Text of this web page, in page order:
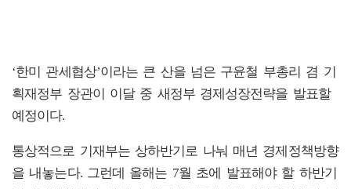
‘한미 관세협상’이라는 큰 산을 넘은 구윤철 부총리 겸 기
획재정부 장관이 이달 중 새정부 경제성장전략을 발표할
예정이다.
통상적으로 기재부는 상하반기로 나눠 매년 경제정책방향
을 내놓는다. 그런데 올해는 7월 초에 발표해야 할 하반기